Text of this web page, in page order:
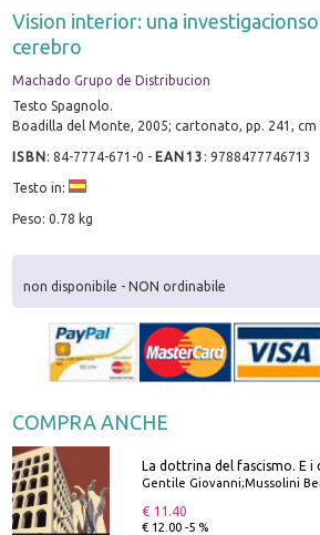
Vision interior: una
cerebro
Machado Grupo de Distribucion
Testo Spagnolo.
Boadilla del Monte, 2005; cartonato, pp. 241, cm
ISBN:84-7774-671-0 - EAN13 :9788477746713
Testo in:
Peso: 0.78 kg
non disponibile - NON ordinabile
COMPRA ANCHE
Gentile Giovanni;Mussolini
€ 11.40
€ 12.00 -5 %